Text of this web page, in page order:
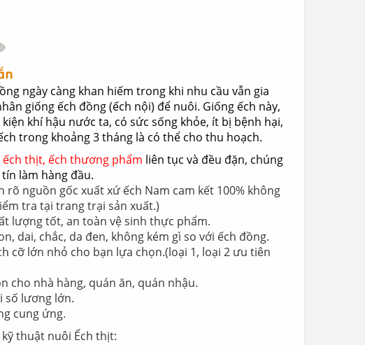
ngày càng khan hiếm trong khi nhu cầu vẫn gia
giống ếch đồng (ếch nội) để nuôi. Giống ếch này,
khí hậu nước ta, có sức sống khỏe, ít bị bệnh hại,
trong khoảng 3 tháng là có thể cho thu hoạch.
ếch thịt, ếch thương phẩm liên tục và đều đặn, chúng
làm hàng đầu.
rõ nguồn gốc xuất xứ ếch Nam cam kết 100% không
tra tại trang trại sản xuất.)
lượng tốt, an toàn vệ sinh thực phẩm.
dai, chắc, da đen, không kém gì so với ếch đồng.
cỡ lớn nhỏ cho bạn lựa chọn.(loại 1, loại 2 ưu tiên
cho nhà hàng, quán ăn, quán nhậu.
số lương lớn.
cung ứng.
thuật nuôi Ếch thịt: